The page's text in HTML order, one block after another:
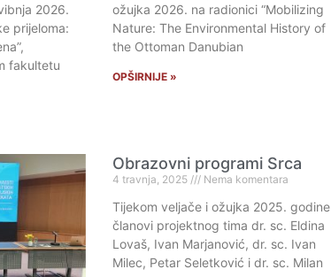
2026.
prijeloma:
fakultetu
ožujka 2026. na radionici “Mobilizing
Nature: The Environmental History of
the Ottoman Danubian
OPŠIRNIJE »
Obrazovni programi Srca
4 travnja, 2025 Nema komentara
Tijekom veljače i ožujka 2025. godine
članovi projektnog tima dr. sc. Eldina
Lovaš, Ivan Marjanović, dr. sc. Ivan
Milec, Petar Seletković i dr. sc. Milan